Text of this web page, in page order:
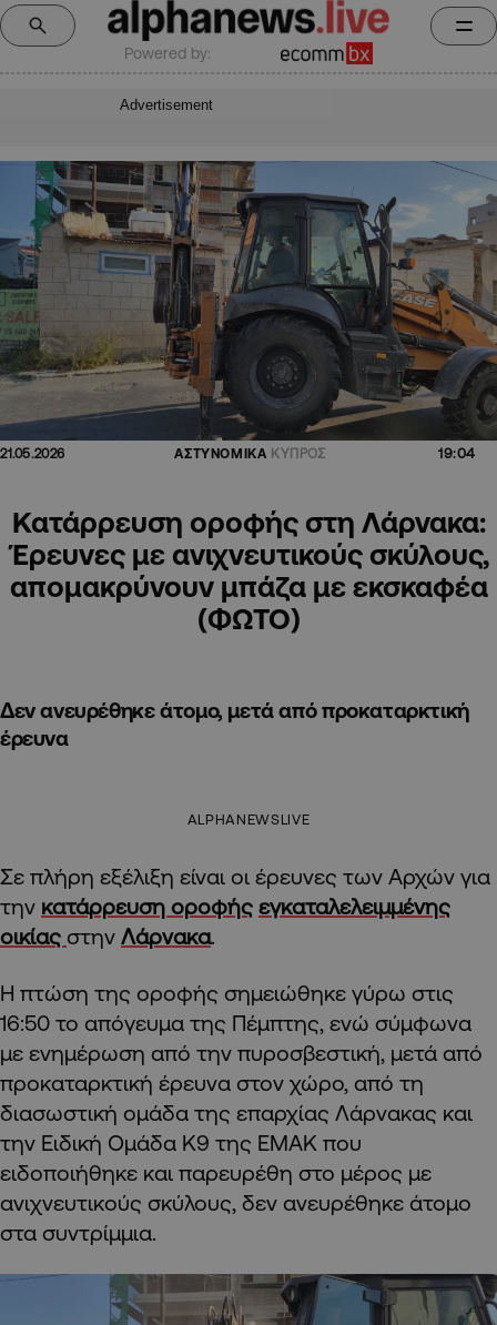
Powered by:
Advertisement
21.05.2026 ΑΣΤΥΝΟΜΙΚΑ ΚΥΠΡΟΣ 19:04
Κατάρρευση οροφής στη Λάρνακα:
Έρευνες με ανιχνευτικούς σκύλους,
απομακρύνουν μπάζα με εκσκαφέα
(ΦΩΤΟ)
Δεν ανευρέθηκε άτομο, μετά από προκαταρκτική
έρευνα
ALPHANEWSLIVE
Σε πλήρη εξέλιξη είναι οι έρευνες των Αρχών για
την κατάρρευση οροφής εγκαταλελειμμένης
οικίας στην Λάρνακα.
Η πτώση της οροφής σημειώθηκε γύρω στις
16:50 το απόγευμα της Πέμπτης, ενώ σύμφωνα
με ενημέρωση από την πυροσβεστική, μετά από
προκαταρκτική έρευνα στον χώρο, από τη
διασωστική ομάδα της επαρχίας Λάρνακας και
την Ειδική Ομάδα Κ9 της ΕΜΑΚ που
ειδοποιήθηκε και παρευρέθη στο μέρος με
ανιχνευτικούς σκύλους, δεν ανευρέθηκε άτομο
στα συντρίμμια.